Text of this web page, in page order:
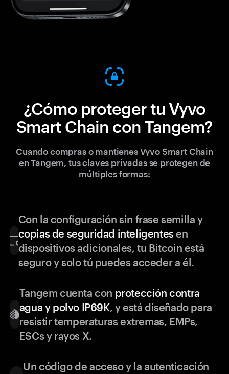
¿Cómo proteger tu Vyvo
Smart Chain con Tangem?
Cuando compras o mantienes Vyvo Smart Chain
en Tangem, tus claves privadas se protegen de
múltiples formas:
Con la configuración sin frase semilla y
copias de seguridad inteligentesen
dispositivos adicionales, tu Bitcoin está
seguro y solo tú puedes acceder a él.
Tangem cuenta con protección contra
agua y polvo IP69K, y está diseñado para
resistir temperaturas extremas, EMPs,
ESCs y rayos X.
Un código de acceso y la autenticación